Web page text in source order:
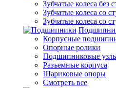
Зубчатые колеса без
Зубчатые колеса со
Зубчатые колеса со
Корпусные
Опорные ролики
Подшипниковые
Разъемные корпуса
Шариковые опоры
Смотреть все